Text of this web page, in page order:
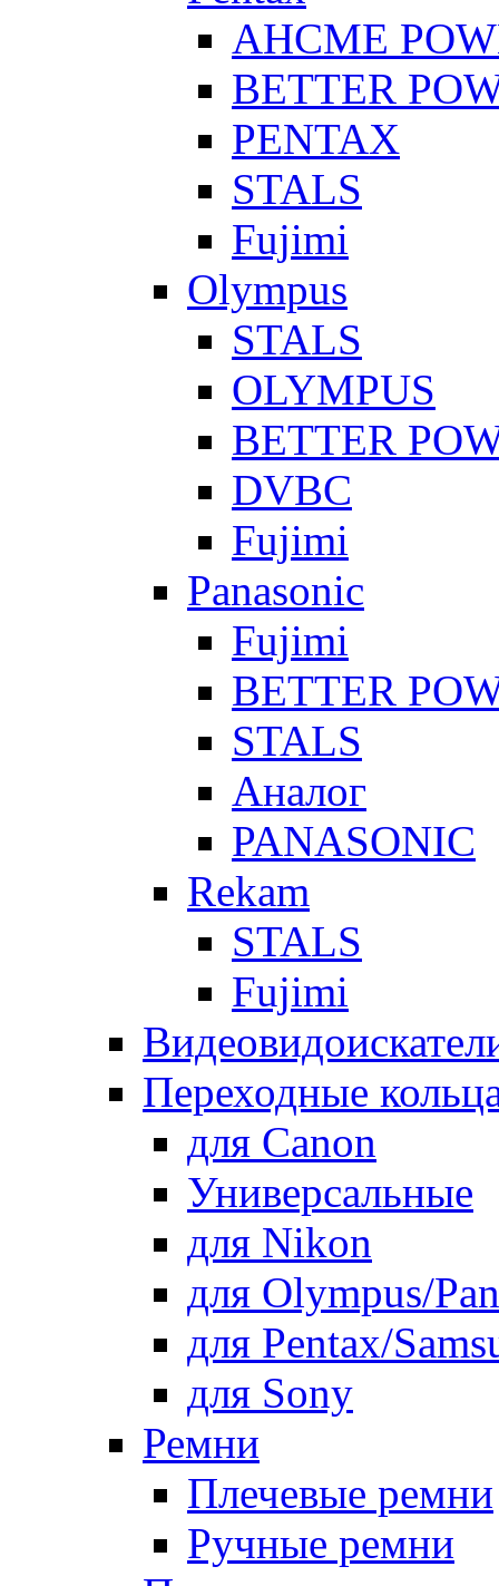
AHCME
BETTER
PENTAX
STALS
Fujimi
Olympus
STALS
OLYMPUS
BETTER
DVBC
Fujimi
Panasonic
Fujimi
BETTER
STALS
Аналог
PANASONIC
Rekam
STALS
Fujimi
Переходные
для Canon
Универсальные
для Nikon
для Olympus/
для Pentax/
для Sony
Ремни
Плечевые ремни
Ручные ремни